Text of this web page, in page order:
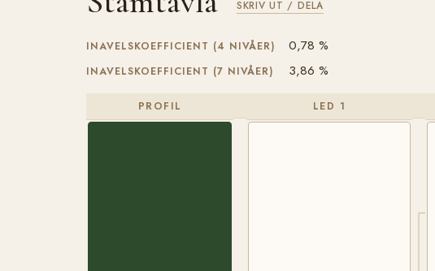
SKRIV UT / DELA
INAVELSKOEFFICIENT (4 NIVÅER) 0,78 %
INAVELSKOEFFICIENT (7 NIVÅER) 3,86 %
PROFIL LED 1